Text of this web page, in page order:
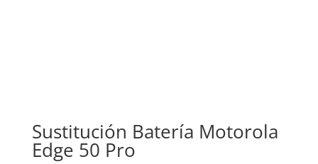
Sustitución Batería Motorola
Edge 50 Pro